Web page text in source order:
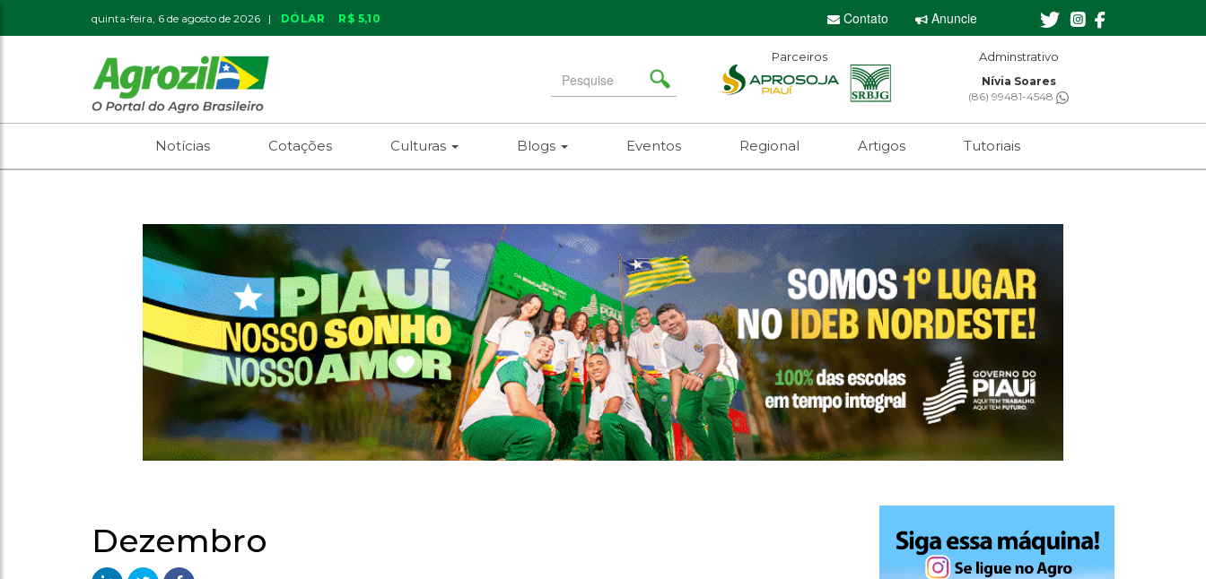
quinta-feira, 6 de agosto de 2026 | DÓLAR R$ 5,10 Contato Anuncie
Search
for
Parceiros Adminstrativo
Nívia Soares
(86) 99481-4548
Notícias Cotações Culturas Blogs Eventos Regional Artigos Tutoriais
Dezembro